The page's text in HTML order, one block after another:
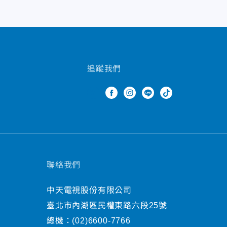
追蹤我們
聯絡我們
中天電視股份有限公司
臺北市內湖區民權東路六段25號
總機： (02)6600-7766